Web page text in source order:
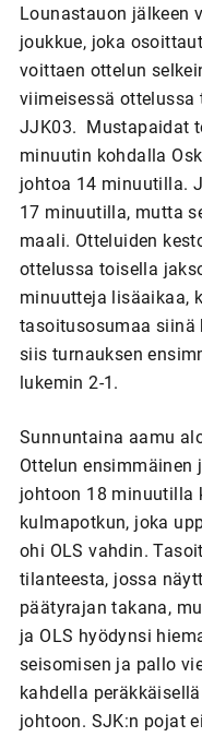
Lounastauon jälkeen
joukkue, joka
voittaen ottelun
viimeisessä
JJK03. Mustapaidat
minuutin kohdalla
johtoa 14 minuutilla.
17 minuutilla, mutta
maali. Otteluiden
ottelussa toisella
minuutteja lisäaikaa,
tasoitusosumaa siinä
siis turnauksen
lukemin 2-1.
Sunnuntaina aamu
Ottelun ensimmäinen
johtoon 18 minuutilla
kulmapotkun, joka
ohi OLS vahdin.
tilanteesta, jossa
päätyrajan takana,
ja OLS hyödynsi
seisomisen ja pallo
kahdella
johtoon. SJK:n pojat